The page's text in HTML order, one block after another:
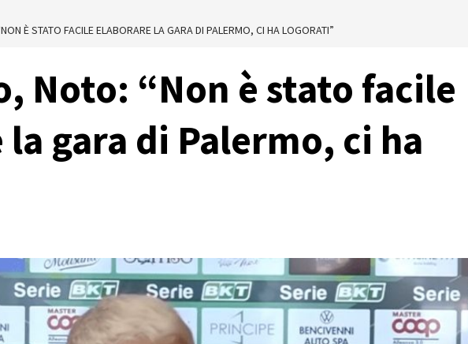
È STATO FACILE ELABORARE LA GARA DI PALERMO, CI HA LOGORATI”
Noto: “Non è stato facile
gara di Palermo, ci ha